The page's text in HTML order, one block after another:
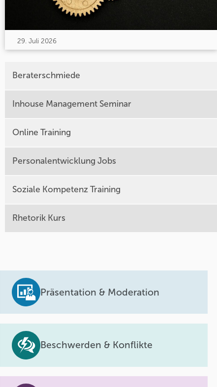
29. Juli 2026
Beraterschmiede
Inhouse Management Seminar
Online Training
Personalentwicklung Jobs
Soziale Kompetenz Training
Rhetorik Kurs
Präsentation & Moderation
Beschwerden & Konflikte